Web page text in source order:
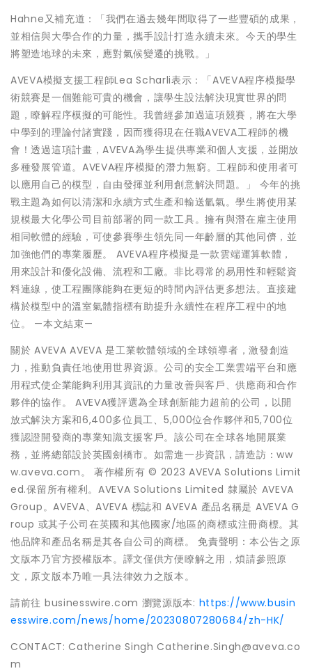
Hahne又補充道：「我們在過去幾年間取得了一些豐碩的成果，
並相信與大學合作的力量，攜手設計打造永續未來。今天的學生
將塑造地球的未來，應對氣候變遷的挑戰。」
AVEVA模擬支援工程師Lea Scharli表示：「AVEVA程序模擬學
術競賽是一個難能可貴的機會，讓學生設法解決現實世界的問
題，瞭解程序模擬的可能性。我曾經參加過這項競賽，將在大學
中學到的理論付諸實踐，因而獲得現在任職AVEVA工程師的機
會！透過這項計畫，AVEVA為學生提供專業和個人支援，並開放
多種發展管道。AVEVA程序模擬的潛力無窮。工程師和使用者可
以應用自己的模型，自由發揮並利用創意解決問題。」 今年的挑
戰主題為如何以清潔和永續方式生產和輸送氫氣。學生將使用某
規模最大化學公司目前部署的同一款工具。擁有與潛在雇主使用
相同軟體的經驗，可使參賽學生領先同一年齡層的其他同儕，並
加強他們的專業履歷。 AVEVA程序模擬是一款雲端運算軟體，
用來設計和優化設備、流程和工廠。非比尋常的易用性和輕鬆資
料連線，使工程團隊能夠在更短的時間內評估更多想法。直接建
構於模型中的溫室氣體指標有助提升永續性在程序工程中的地
位。 —本文結束—
關於 AVEVA AVEVA 是工業軟體領域的全球領導者，激發創造
力，推動負責任地使用世界資源。公司的安全工業雲端平台和應
用程式使企業能夠利用其資訊的力量改善與客戶、供應商和合作
夥伴的協作。 AVEVA獲評選為全球創新能力超前的公司，以開
放式解決方案和6,400多位員工、5,000位合作夥伴和5,700位
獲認證開發商的專業知識支援客戶。該公司在全球各地開展業
務，並將總部設於英國劍橋市。如需進一步資訊，請造訪：ww
w.aveva.com。 著作權所有 © 2023 AVEVA Solutions Limit
ed.保留所有權利。AVEVA Solutions Limited 隸屬於 AVEVA
Group。AVEVA、AVEVA 標誌和 AVEVA 產品名稱是 AVEVA G
roup 或其子公司在英國和其他國家/地區的商標或注冊商標。其
他品牌和產品名稱是其各自公司的商標。 免責聲明：本公告之原
文版本乃官方授權版本。譯文僅供方便瞭解之用，煩請參照原
文，原文版本乃唯一具法律效力之版本。
請前往 businesswire.com 瀏覽源版本: https://www.busin
esswire.com/news/home/20230807280684/zh-HK/
CONTACT: Catherine Singh Catherine.Singh@aveva.co
m